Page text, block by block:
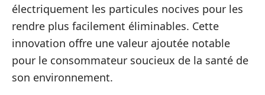
électriquement les particules nocives pour les
rendre plus facilement éliminables. Cette
innovation offre une valeur ajoutée notable
pour le consommateur soucieux de la santé de
son environnement.